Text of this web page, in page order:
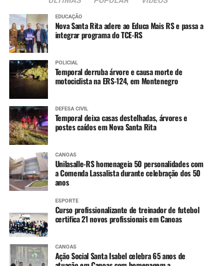
EDUCAÇÃO
Nova Santa Rita adere ao Educa Mais RS e passa a
integrar programa do TCE-RS
POLICIAL
Temporal derruba árvore e causa morte de
motociclista na ERS-124, em Montenegro
DEFESA CIVIL
Temporal deixa casas destelhadas, árvores e
postes caídos em Nova Santa Rita
CANOAS
Unilasalle-RS homenageia 50 personalidades com
a Comenda Lassalista durante celebração dos 50
anos
ESPORTE
Curso profissionalizante de treinador de futebol
certifica 21 novos profissionais em Canoas
CANOAS
Ação Social Santa Isabel celebra 65 anos de